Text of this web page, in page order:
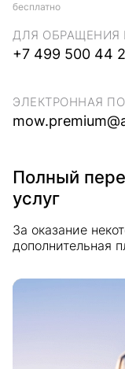
бесплатно
ДЛЯ ОБРАЩЕНИЯ
+7 499 500 44
ЭЛЕКТРОННАЯ
Полный
услуг
За оказание
дополнительная